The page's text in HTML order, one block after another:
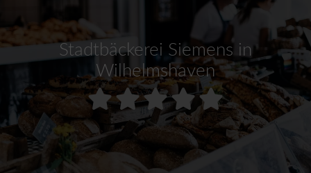
Stadtbäckerei Siemens in
Wilhelmshaven